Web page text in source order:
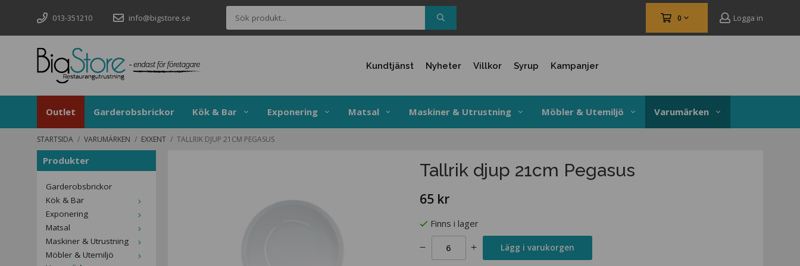
013-351210 info@bigstore.se 0 Logga in
Kundtjänst Nyheter Villkor Syrup Kampanjer
Outlet Garderobsbrickor Kök & Bar Exponering Matsal Maskiner & Utrustning Möbler & Utemiljö Varumärken
STARTSIDA / VARUMÄRKEN / EXXENT / TALLRIK DJUP 21CM PEGASUS
Produkter
Garderobsbrickor
Kök & Bar
Exponering
Matsal
Maskiner & Utrustning
Möbler & Utemiljö
Tallrik djup 21cm Pegasus
65 kr
Finns i lager
Lägg i varukorgen